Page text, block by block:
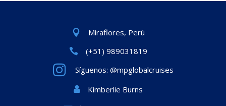
Miraflores, Perú
(+51) 989031819
Síguenos: @mpglobalcruises
Kimberlie Burns